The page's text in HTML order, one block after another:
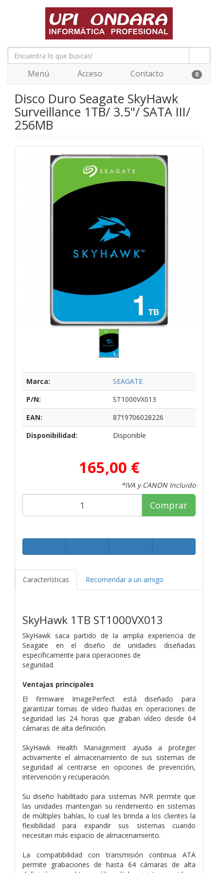
Menú Acceso Contacto 0
Disco Duro Seagate SkyHawk
Surveillance 1TB/ 3.5"/ SATA III/
256MB
Marca:
SEAGATE
P/N:
ST1000VX013
EAN:
8719706028226
Disponibilidad:
Disponible
165,00 €
*IVA y CANON Incluido
Comprar
Características Recomendar a un amigo
SkyHawk 1TB ST1000VX013
SkyHawk saca partido de la amplia experiencia de
Seagate en el diseño de unidades diseñadas
específicamente para operaciones de
seguridad.
Ventajas principales
El firmware ImagePerfect está diseñado para
garantizar tomas de vídeo fluidas en operaciones de
seguridad las 24 horas que graban vídeo desde 64
cámaras de alta definición.
SkyHawk Health Management ayuda a proteger
activamente el almacenamiento de sus sistemas de
seguridad al centrarse en opciones de prevención,
intervención y recuperación.
Su diseño habilitado para sistemas NVR permite que
las unidades mantengan su rendimiento en sistemas
de múltiples bahías, lo cual les brinda a los clientes la
flexibilidad para expandir sus sistemas cuando
necesitan más espacio de almacenamiento.
La compatibilidad con transmisión continua ATA
permite grabaciones de hasta 64 cámaras de alta